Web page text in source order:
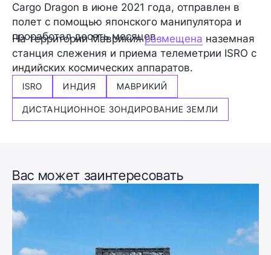
Cargo Dragon в июне 2021 года, отправлен в
полет с помощью японского манипулятора и
проработал десять месяцев.
На территории Маврикияразмещена наземная
станция слежения и приема телеметрии ISRO с
индийских космических аппаратов.
ISRO ИНДИЯ МАВРИКИЙ
ДИСТАНЦИОННОЕ ЗОНДИРОВАНИЕ ЗЕМЛИ
Вас может заинтересовать